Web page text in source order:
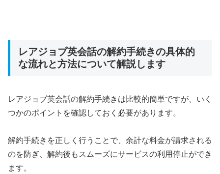
レアジョブ英会話の解約手続きの具体的
な流れと方法について解説します
レアジョブ英会話の解約手続きは比較的簡単ですが、いく
つかのポイントを確認しておく必要があります。
解約手続きを正しく行うことで、余計な料金が請求される
のを防ぎ、解約後もスムーズにサービスの利用停止ができ
ます。